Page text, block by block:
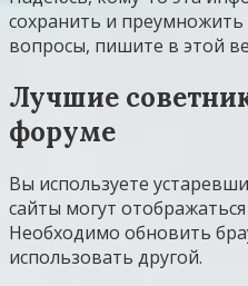
сохранить и преумножить
вопросы, пишите в этой
Лучшие
форуме
Вы используете
сайты могут
Необходимо обновить
использовать другой.